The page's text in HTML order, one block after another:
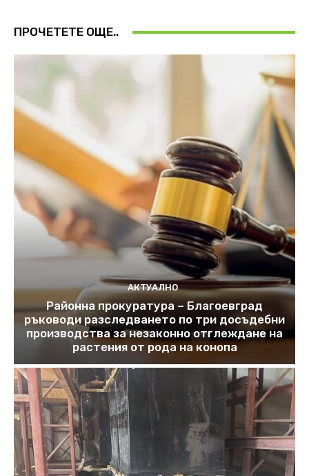
ПРОЧЕТЕТЕ ОЩЕ..
АКТУАЛНО
Районна прокуратура – Благоевград
ръководи разследването по три досъдебни
производства за незаконно отглеждане на
растения от рода на конопа